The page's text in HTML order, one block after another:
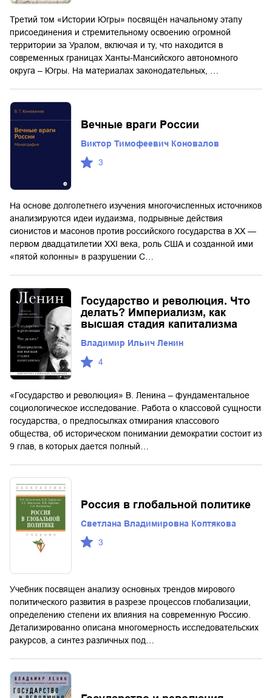
Третий том «Истории Югры» посвящён начальному этапу
присоединения и стремительному освоению огромной
территории за Уралом, включая и ту, что находится в
современных границах Ханты-Мансийского автономного
округа – Югры. На материалах законодательных, …
Вечные враги России
Виктор Тимофеевич Коновалов
3
На основе долголетнего изучения многочисленных источников
анализируются идеи иудаизма, подрывные действия
сионистов и масонов против российского государства в XX —
первом двадцатилетии XXI века, роль США и созданной ими
«пятой колонны» в разрушении С…
Государство и революция. Что
делать? Империализм, как
высшая стадия капитализма
Владимир Ильич Ленин
4
«Государство и революция» В. Ленина – фундаментальное
социологическое исследование. Работа о классовой сущности
государства, о предпосылках отмирания классового
общества, об историческом понимании демократии состоит из
9 глав, в которых дается полный…
Россия в глобальной политике
Светлана Владимировна Коптякова
3
Учебник посвящен анализу основных трендов мирового
политического развития в разрезе процессов глобализации,
определению степени их влияния на современную Россию.
Детализированно описана многомерность исследовательских
ракурсов, а синтез различных под…